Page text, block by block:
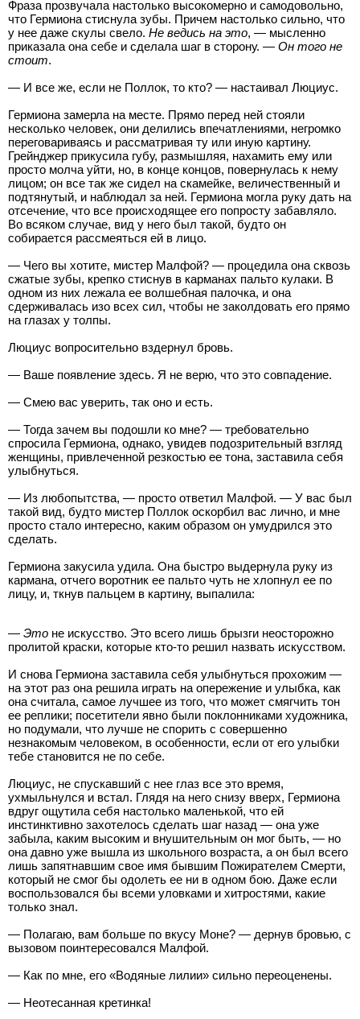
Фраза прозвучала настолько высокомерно и самодовольно,
что Гермиона стиснула зубы. Причем настолько сильно, что
у нее даже скулы свело. Не ведись на это, — мысленно
приказала она себе и сделала шаг в сторону. — Он того не
стоит.
— И все же, если не Поллок, то кто? — настаивал Люциус.
Гермиона замерла на месте. Прямо перед ней стояли
несколько человек, они делились впечатлениями, негромко
переговариваясь и рассматривая ту или иную картину.
Грейнджер прикусила губу, размышляя, нахамить ему или
просто молча уйти, но, в конце концов, повернулась к нему
лицом; он все так же сидел на скамейке, величественный и
подтянутый, и наблюдал за ней. Гермиона могла руку дать на
отсечение, что все происходящее его попросту забавляло.
Во всяком случае, вид у него был такой, будто он
собирается рассмеяться ей в лицо.
— Чего вы хотите, мистер Малфой? — процедила она сквозь
сжатые зубы, крепко стиснув в карманах пальто кулаки. В
одном из них лежала ее волшебная палочка, и она
сдерживалась изо всех сил, чтобы не заколдовать его прямо
на глазах у толпы.
Люциус вопросительно вздернул бровь.
— Ваше появление здесь. Я не верю, что это совпадение.
— Смею вас уверить, так оно и есть.
— Тогда зачем вы подошли ко мне? — требовательно
спросила Гермиона, однако, увидев подозрительный взгляд
женщины, привлеченной резкостью ее тона, заставила себя
улыбнуться.
— Из любопытства, — просто ответил Малфой. — У вас был
такой вид, будто мистер Поллок оскорбил вас лично, и мне
просто стало интересно, каким образом он умудрился это
сделать.
Гермиона закусила удила. Она быстро выдернула руку из
кармана, отчего воротник ее пальто чуть не хлопнул ее по
лицу, и, ткнув пальцем в картину, выпалила:
— Это не искусство. Это всего лишь брызги неосторожно
пролитой краски, которые кто-то решил назвать искусством.
И снова Гермиона заставила себя улыбнуться прохожим —
на этот раз она решила играть на опережение и улыбка, как
она считала, самое лучшее из того, что может смягчить тон
ее реплики; посетители явно были поклонниками художника,
но подумали, что лучше не спорить с совершенно
незнакомым человеком, в особенности, если от его улыбки
тебе становится не по себе.
Люциус, не спускавший с нее глаз все это время,
ухмыльнулся и встал. Глядя на него снизу вверх, Гермиона
вдруг ощутила себя настолько маленькой, что ей
инстинктивно захотелось сделать шаг назад — она уже
забыла, каким высоким и внушительным он мог быть, — но
она давно уже вышла из школьного возраста, а он был всего
лишь запятнавшим свое имя бывшим Пожирателем Смерти,
который не смог бы одолеть ее ни в одном бою. Даже если
воспользовался бы всеми уловками и хитростями, какие
только знал.
— Полагаю, вам больше по вкусу Моне? — дернув бровью, с
вызовом поинтересовался Малфой.
— Как по мне, его «Водяные лилии» сильно переоценены.
— Неотесанная кретинка!